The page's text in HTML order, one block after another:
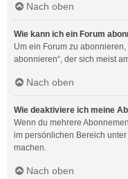
Nach oben
Wie kann ich ein Forum
Um ein Forum zu
abonnieren“, der sich meist
Nach oben
Wie deaktiviere ich meine
Wenn du mehrere
im persönlichen Bereich unter
machen.
Nach oben